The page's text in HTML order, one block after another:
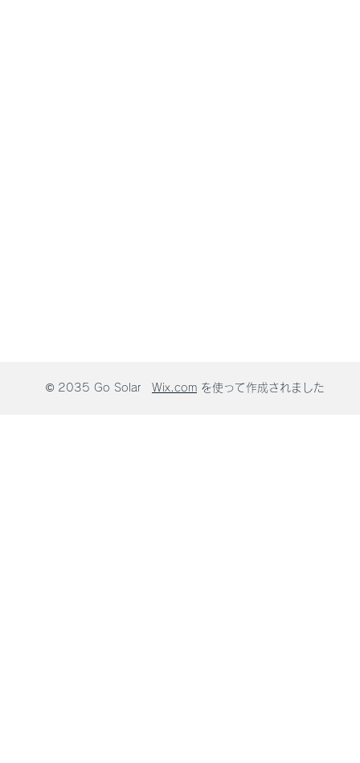
© 2035 Go Solar Wix.com を使って作成されました